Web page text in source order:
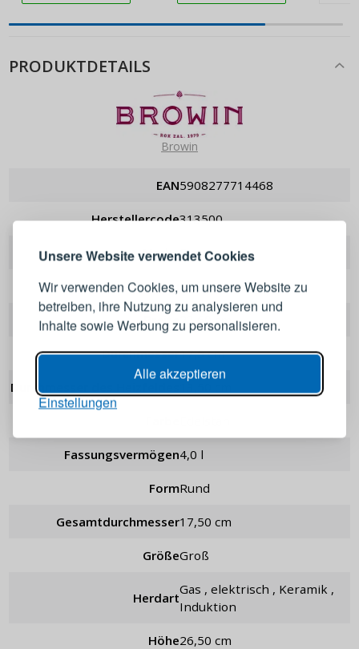
Unsere Website verwendet Cookies
Wir verwenden Cookies, um unsere Website zu
betreiben, ihre Nutzung zu analysieren und
Inhalte sowie Werbung zu personalisieren.
Alle akzeptieren
Einstellungen
PRODUKTDETAILS
Browin
EAN 5908277714468
Herstellercode 313500
Marke Browin
Aufbau mit dickem Boden
Breite 23,60 cm
Durchmesser 17,5 cm
Durchmesser des Heizfeldes 13,50 cm
Fassungsvermögen 4,0 l
Form rund
Gesamtdurchmesser 17,50 cm
Größe groß
Herdart
Gas , elektrisch , Keramik ,
Induktion
Höhe 26,50 cm
REGISTRIEREN
Melden Sie sich bei Ihrem
E-Mail-Adresse